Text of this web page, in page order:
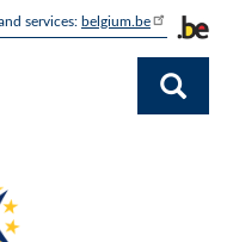
services: belgium.be